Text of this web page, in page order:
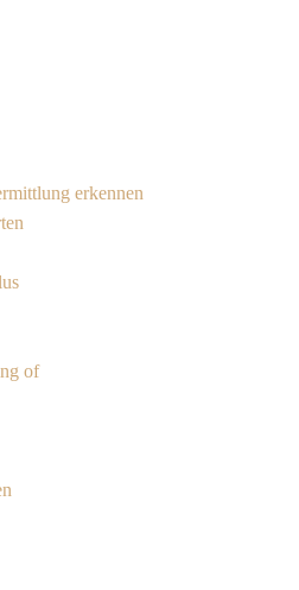
erkennen
of